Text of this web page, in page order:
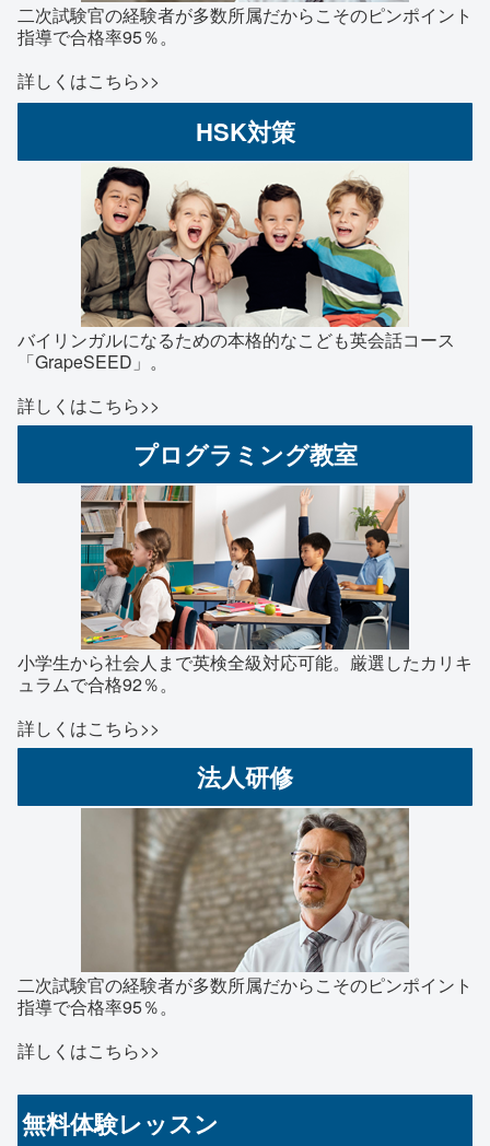
二次試験官の経験者が多数所属だからこそのピンポイント
指導で合格率95％。
詳しくはこちら>>
HSK対策
バイリンガルになるための本格的なこども英会話コース
「GrapeSEED」。
詳しくはこちら>>
プログラミング教室
小学生から社会人まで英検全級対応可能。厳選したカリキ
ュラムで合格92％。
詳しくはこちら>>
法人研修
二次試験官の経験者が多数所属だからこそのピンポイント
指導で合格率95％。
詳しくはこちら>>
無料体験レッスン